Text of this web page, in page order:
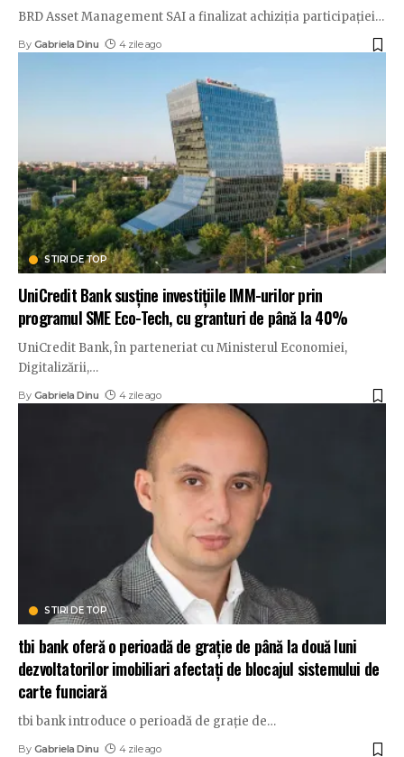
BRD Asset Management SAI a finalizat achiziția participației…
By Gabriela Dinu 4 zile ago
STIRI DE TOP
UniCredit Bank susține investițiile IMM-urilor prin
programul SME Eco-Tech, cu granturi de până la 40%
UniCredit Bank, în parteneriat cu Ministerul Economiei,
Digitalizării,…
By Gabriela Dinu 4 zile ago
STIRI DE TOP
tbi bank oferă o perioadă de grație de până la două luni
dezvoltatorilor imobiliari afectați de blocajul sistemului de
carte funciară
tbi bank introduce o perioadă de grație de…
By Gabriela Dinu 4 zile ago